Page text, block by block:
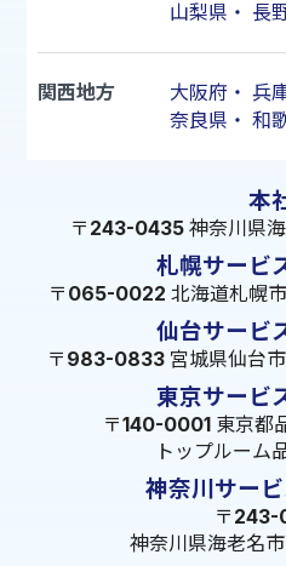
山梨県 ・ 長
関西地方 大阪府 ・ 兵
奈良県 ・ 和
本
〒243-0435 神奈川県
札幌サービ
〒065-0022 北海道札幌
仙台サービ
〒983-0833 宮城県仙台
東京サービ
〒140-0001 東京都
トップルーム
神奈川サー
〒243-
神奈川県海老名